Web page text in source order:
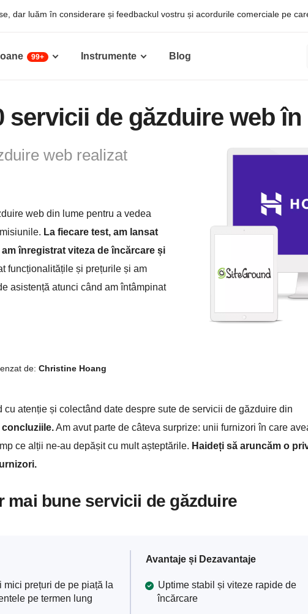
dar luăm în considerare și feedbackul vostru și acordurile comerciale pe
99+ Instrumente Blog
servicii de găzduire web în
web realizat
web din lume pentru a vedea
La fiecare test, am lansat
înregistrat viteza de încărcare și
funcționalitățile și prețurile și am
asistență atunci când am întâmpinat
de: Christine Hoang
atenție și colectând date despre sute de servicii de găzduire din
concluziile.Am avut parte de câteva surprize: unii furnizori în care
ce alții ne-au depășit cu mult așteptările. Haideți să aruncăm o
mai bune servicii de găzduire
mici prețuri de pe piață la
pe termen lung
Avantaje și Dezavantaje
Uptime stabil și viteze rapide de
încărcare